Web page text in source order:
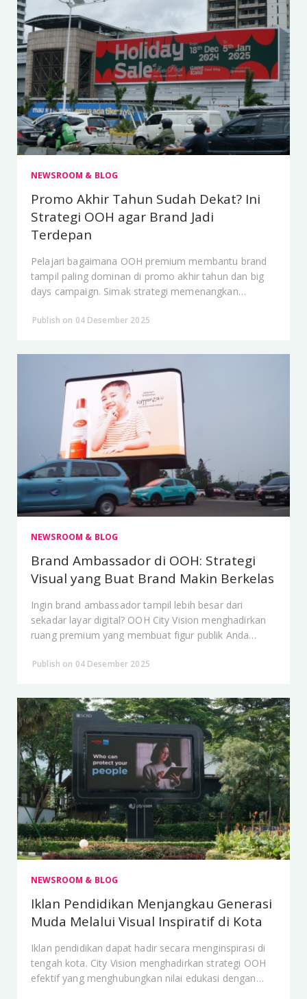
NEWSROOM & BLOG
Promo Akhir Tahun Sudah Dekat? Ini
Strategi OOH agar Brand Jadi
Terdepan
Pelajari bagaimana OOH premium membantu brand
tampil paling dominan di promo akhir tahun dan big
days campaign. Simak strategi memenangkan
Publish on 04 Desember 2025
NEWSROOM & BLOG
Brand Ambassador di OOH: Strategi
Visual yang Buat Brand Makin Berkelas
Ingin brand ambassador tampil lebih besar dari
sekadar layar digital? OOH City Vision menghadirkan
ruang premium yang membuat figur publik Anda
Publish on 04 Desember 2025
NEWSROOM & BLOG
Iklan Pendidikan Menjangkau Generasi
Muda Melalui Visual Inspiratif di Kota
Iklan pendidikan dapat hadir secara menginspirasi di
tengah kota. City Vision menghadirkan strategi OOH
efektif yang menghubungkan nilai edukasi dengan